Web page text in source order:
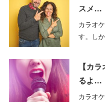
スメ…
カラオ
す。し
【カ
るよ…
カラオ